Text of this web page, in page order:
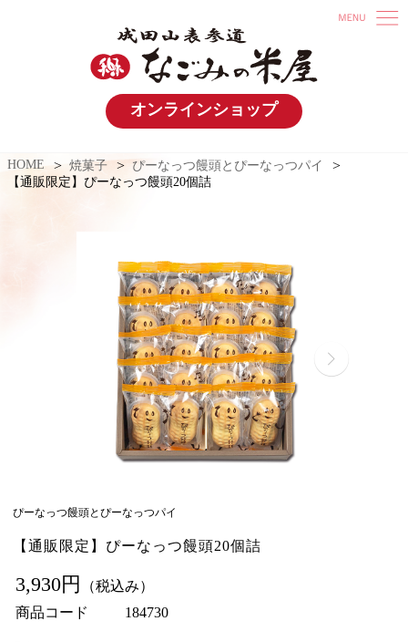
オンラインショップ
HOME 焼菓子
ぴーなっつ饅頭とぴーなっつパイ
【通販限定】ぴーなっつ饅頭20個詰
ぴーなっつ饅頭とぴーなっつパイ
【通販限定】ぴーなっつ饅頭20個詰
3,930円
（税込み）
商品コード
184730